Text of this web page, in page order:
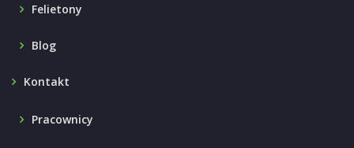
Felietony
Blog
Kontakt
Pracownicy